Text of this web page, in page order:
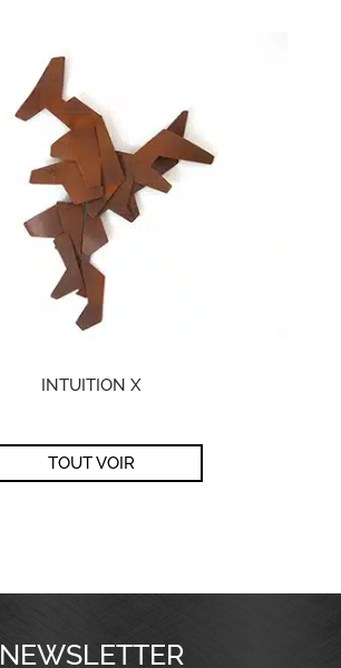
INTUITION X
TOUT VOIR
NEWSLETTER